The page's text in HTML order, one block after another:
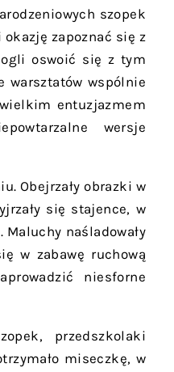
szopek
zapoznać się z
oswoić się z tym
warsztatów wspólnie
entuzjazmem
wersje
Obejrzały obrazki w
się stajence, w
naśladowały
w zabawę ruchową
niesforne
przedszkolaki
miseczkę, w